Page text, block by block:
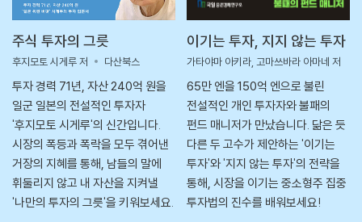
주식 투자의 그릇
후지모토 시게루 저 다산북스
투자 경력 71년, 자산 240억 원을
일군 일본의 전설적인 투자자
'후지모토 시게루'의 신간입니다.
시장의 폭등과 폭락을 모두 겪어낸
거장의 지혜를 통해, 남들의 말에
휘둘리지 않고 내 자산을 지켜낼
'나만의 투자의 그릇'을 키워보세요.
이기는 투자, 지지 않는 투자
가타야마 아키라, 고마쓰바라 아마네 저
65만 엔을 150억 엔으로 불린
전설적인 개인 투자자와 불패의
펀드 매니저가 만났습니다. 닮은 듯
다른 두 고수가 제안하는 '이기는
투자'와 '지지 않는 투자'의 전략을
통해, 시장을 이기는 중소형주 집중
투자법의 진수를 배워보세요!